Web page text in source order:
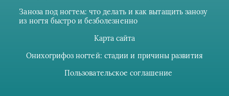
Заноза под ногтем: что делать и как вытащить занозу
из ногтя быстро и безболезненно
Карта сайта
Онихогрифоз ногтей: стадии и причины развития
Пользовательское соглашение